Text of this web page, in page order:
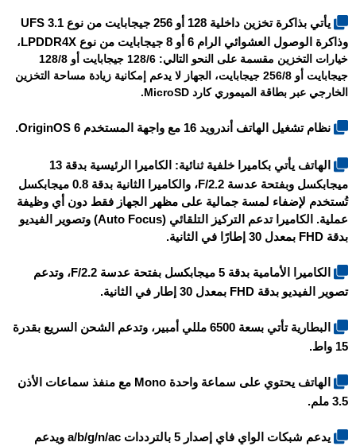
يأتي بذاكرة تخزين داخلية 128 أو 256 جيجابايت من نوع UFS 3.1
وذاكرة الوصول العشوائي الرام 6 أو 8 جيجابايت من نوع LPDDR4X
،
خيارات التخزين مقسمة على النحو التالي: 128/6 جيجابايت أو 128/8
جيجابايت أو 256/8 جيجابايت، الجهاز لا يدعم إمكانية زيادة مساحة التخزين
الخارجي عبر بطاقة الميموري كارد MicroSD.
نظام تشغيل الهاتف أندرويد 16 مع واجهة المستخدم OriginOS 6.
الهاتف يأتي بكاميرا خلفية ثنائية: الكاميرا الرئيسية بدقة 13
ميجابكسل وبفتحة عدسة F/2.2، والكاميرا الثانية بدقة 0.8 ميجابكسل
تُستخدم لإضفاء لمسة جمالية على مظهر الجهاز فقط دون أي وظيفة
عملية. الكاميرا تدعم التركيز التلقائي (Auto Focus) وتصوير الفيديو
بدقة FHD بمعدل 30 إطارًا في الثانية.
الكاميرا الأمامية بدقة 5 ميجابكسل بفتحة عدسة F/2.2، وتدعم
تصوير الفيديو بدقة FHD بمعدل 30 إطار في الثانية.
البطارية تأتي بسعة 6500 مللي أمبير، وتدعم الشحن السريع بقدرة
15 واط.
الهاتف يحتوي على سماعة واحدة Mono مع منفذ سماعات الأذن
3.5 ملم.
يدعم شبكات الواي فاي إصدار 5 بالترددات a/b/g/n/ac ويدعم